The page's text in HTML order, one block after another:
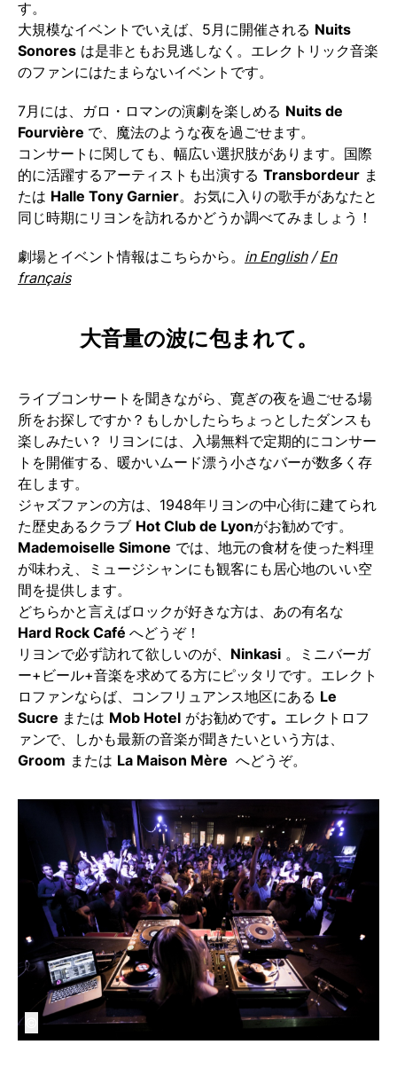
す。
大規模なイベントでいえば、5月に開催される Nuits
Sonores は是非ともお見逃しなく。エレクトリック音楽
のファンにはたまらないイベントです。
7月には、ガロ・ロマンの演劇を楽しめる Nuits de
Fourvière で、魔法のような夜を過ごせます。
コンサートに関しても、幅広い選択肢があります。国際
的に活躍するアーティストも出演する Transbordeur ま
たは Halle Tony Garnier。お気に入りの歌手があなたと
同じ時期にリヨンを訪れるかどうか調べてみましょう！
劇場とイベント情報はこちらから。 in English/En
français
大音量の波に包まれて。
ライブコンサートを聞きながら、寛ぎの夜を過ごせる場
所をお探しですか？もしかしたらちょっとしたダンスも
楽しみたい？ リヨンには、入場無料で定期的にコンサー
トを開催する、暖かいムード漂う小さなバーが数多く存
在します。
ジャズファンの方は、1948年リヨンの中心街に建てられ
た歴史あるクラブ Hot Club de Lyonがお勧めです。
Mademoiselle Simone では、地元の食材を使った料理
が味わえ、ミュージシャンにも観客にも居心地のいい空
間を提供します。
どちらかと言えばロックが好きな方は、あの有名な
Hard Rock Café へどうぞ！
リヨンで必ず訪れて欲しいのが、 Ninkasi 。ミニバーガ
ー+ビール+音楽を求めてる方にピッタリです。エレクト
ロファンならば、コンフリュアンス地区にある Le
Sucre または Mob Hotel がお勧めです。 エレクトロフ
ァンで、しかも最新の音楽が聞きたいという方は、
Groom または La Maison Mère へどうぞ。